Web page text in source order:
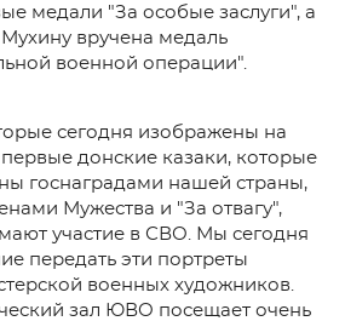
медали "За особые заслуги", а
вручена медаль
военной операции".
сегодня изображены на
первые донские казаки, которые
госнаградами нашей страны,
Мужества и "За отвагу",
участие в СВО. Мы сегодня
передать эти портреты
военных художников.
зал ЮВО посещает очень